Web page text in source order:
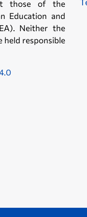
those of the
Education and
Neither the
held responsible